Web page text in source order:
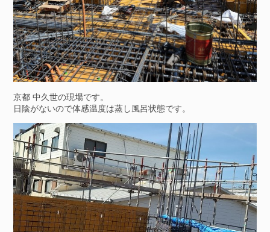
京都 中久世の現場です。
日陰がないので体感温度は蒸し風呂状態です。